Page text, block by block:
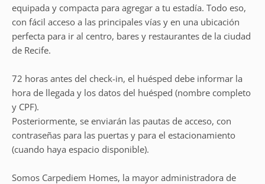
equipada y compacta para agregar a tu estadía. Todo eso,
con fácil acceso a las principales vías y en una ubicación
perfecta para ir al centro, bares y restaurantes de la ciudad
de Recife.
72 horas antes del check-in, el huésped debe informar la
hora de llegada y los datos del huésped (nombre completo
y CPF).
Posteriormente, se enviarán las pautas de acceso, con
contraseñas para las puertas y para el estacionamiento
(cuando haya espacio disponible).
Somos Carpediem Homes, la mayor administradora de